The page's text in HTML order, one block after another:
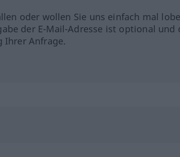
oder wollen Sie uns einfach mal
der E-Mail-Adresse ist optional und
Ihrer Anfrage.